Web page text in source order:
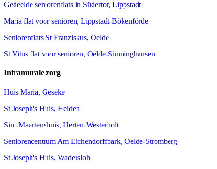
Gedeelde seniorenflats in Südertor, Lippstadt
Maria flat voor senioren, Lippstadt-Bökenförde
Seniorenflats St Franziskus, Oelde
St Vitus flat voor senioren, Oelde-Sünninghausen
Intramurale zorg
Huis Maria, Geseke
St Joseph's Huis, Heiden
Sint-Maartenshuis, Herten-Westerholt
Seniorencentrum Am Eichendorffpark, Oelde-Stromberg
St Joseph's Huis, Wadersloh